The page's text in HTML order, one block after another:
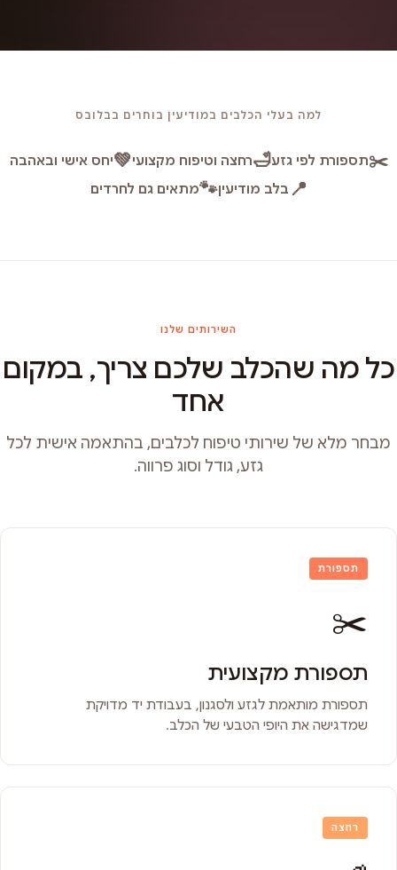
למה בעלי הכלבים במודיעין בוחרים בבלובס
✂️תספורת לפי גזע🛁רחצה וטיפוח מקצועי💚יחס אישי ובאהבה
📍 בלב מודיעין🐾מתאים גם לחרדים
השירותים שלנו
כל מה שהכלב שלכם צריך, במקום
אחד
מבחר מלא של שירותי טיפוח לכלבים, בהתאמה אישית לכל
גזע, גודל וסוג פרווה.
תספורת
✂️
תספורת מקצועית
תספורת מותאמת לגזע ולסגנון, בעבודת יד מדויקת
שמדגישה את היופי הטבעי של הכלב.
רחצה